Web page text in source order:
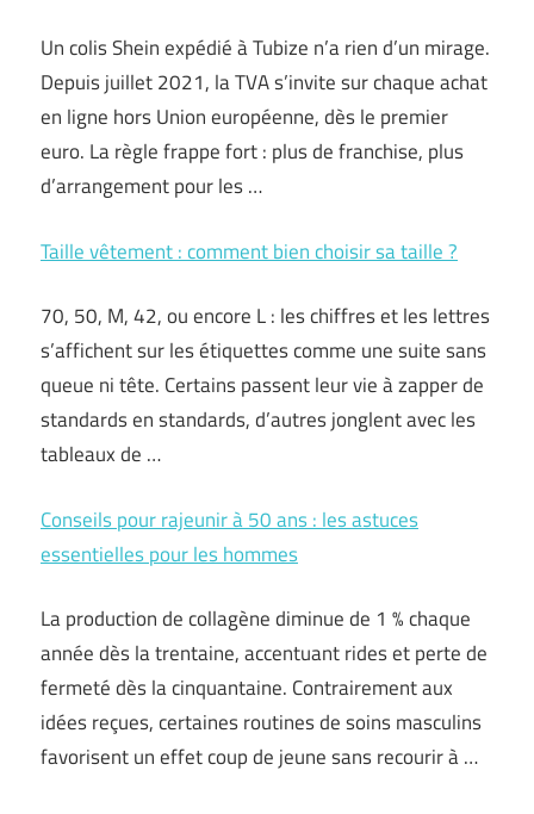
Un colis Shein expédié à Tubize n’a rien d’un mirage.
Depuis juillet 2021, la TVA s’invite sur chaque achat
en ligne hors Union européenne, dès le premier
euro. La règle frappe fort : plus de franchise, plus
d’arrangement pour les …
Taille vêtement : comment bien choisir sa taille ?
70, 50, M, 42, ou encore L : les chiffres et les lettres
s’affichent sur les étiquettes comme une suite sans
queue ni tête. Certains passent leur vie à zapper de
standards en standards, d’autres jonglent avec les
tableaux de …
Conseils pour rajeunir à 50 ans : les astuces
essentielles pour les hommes
La production de collagène diminue de 1 % chaque
année dès la trentaine, accentuant rides et perte de
fermeté dès la cinquantaine. Contrairement aux
idées reçues, certaines routines de soins masculins
favorisent un effet coup de jeune sans recourir à …